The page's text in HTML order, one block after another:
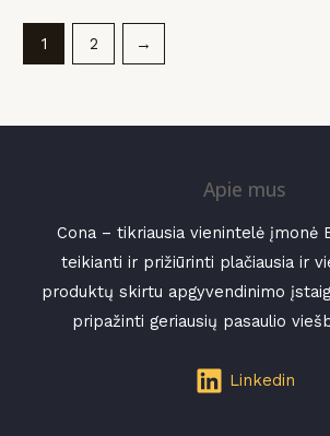
1 2 →
Apie mus
Cona – tikriausia vienintelė įmonė
teikianti ir prižiūrinti plačiausia ir
produktų skirtu apgyvendinimo
pripažinti geriausių pasaulio
Linkedin